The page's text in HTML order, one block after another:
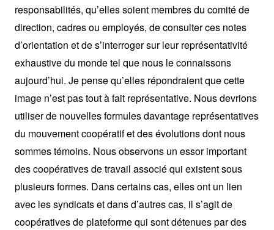
responsabilités, qu’elles soient membres du comité de
direction, cadres ou employés, de consulter ces notes
d’orientation et de s’interroger sur leur représentativité
exhaustive du monde tel que nous le connaissons
aujourd’hui. Je pense qu’elles répondraient que cette
image n’est pas tout à fait représentative. Nous devrions
utiliser de nouvelles formules davantage représentatives
du mouvement coopératif et des évolutions dont nous
sommes témoins. Nous observons un essor important
des coopératives de travail associé qui existent sous
plusieurs formes. Dans certains cas, elles ont un lien
avec les syndicats et dans d’autres cas, il s’agit de
coopératives de plateforme qui sont détenues par des